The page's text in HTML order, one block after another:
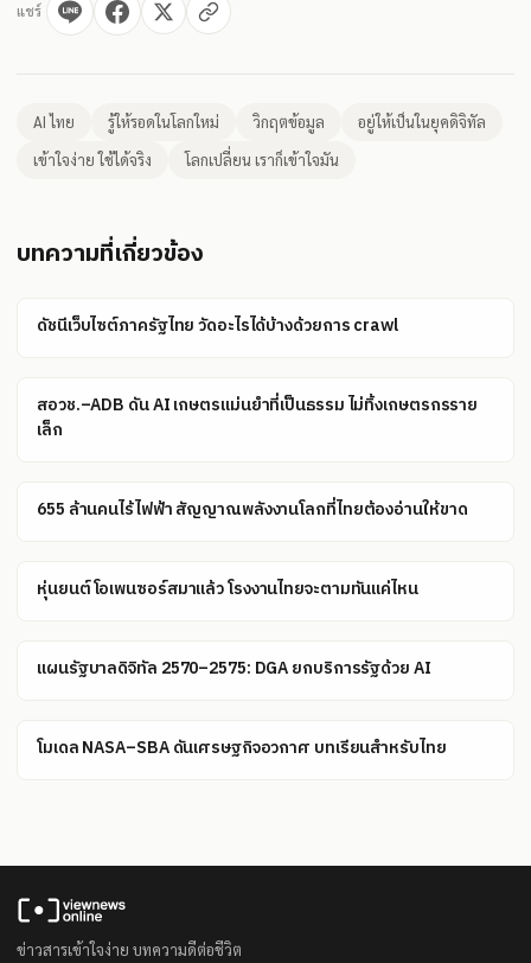
แชร์
AI ไทย รู้ให้รอดในโลกใหม่ วิกฤตข้อมูล
อยู่ให้เป็นในยุคดิจิทัล
เข้าใจง่าย ใช้ได้จริง
โลกเปลี่ยน เราก็เข้าใจมัน
บทความที่เกี่ยวข้อง
ดัชนีเว็บไซต์ภาครัฐไทย วัดอะไรได้บ้างด้วยการ crawl
สอวช.–ADB ดัน AI เกษตรแม่นยำที่เป็นธรรม ไม่ทิ้งเกษตรกรราย
เล็ก
655 ล้านคนไร้ไฟฟ้า สัญญาณพลังงานโลกที่ไทยต้องอ่านให้ขาด
หุ่นยนต์โอเพนซอร์สมาแล้ว โรงงานไทยจะตามทันแค่ไหน
แผนรัฐบาลดิจิทัล 2570–2575: DGA ยกบริการรัฐด้วย AI
โมเดล NASA–SBA ดันเศรษฐกิจอวกาศ บทเรียนสำหรับไทย
ข่าวสารเข้าใจง่าย บทความดีต่อชีวิต